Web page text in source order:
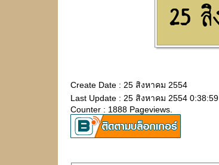
Create Date : 25 สิงหาคม 2554
Last Update : 25 สิงหาคม 2554 0:38:59
Counter : 1888 Pageviews.